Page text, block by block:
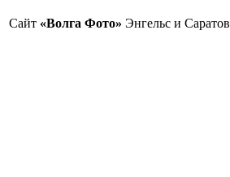
Сайт «Волга Фото» Энгельс и Саратов